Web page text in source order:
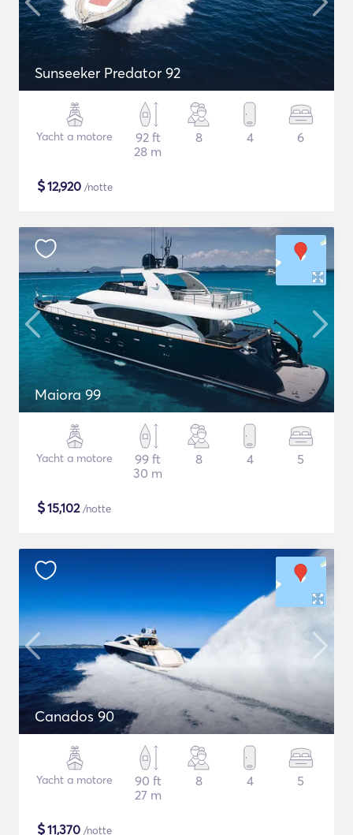
Sunseeker Predator 92
Yacht a motore
92 ft
28 m
8 4 6
$12,920 /notte
Maiora 99
Yacht a motore
99 ft
30 m
8 4 5
$15,102/notte
Canados 90
Yacht a motore
90 ft
27 m
8 4 5
$11,370 /notte